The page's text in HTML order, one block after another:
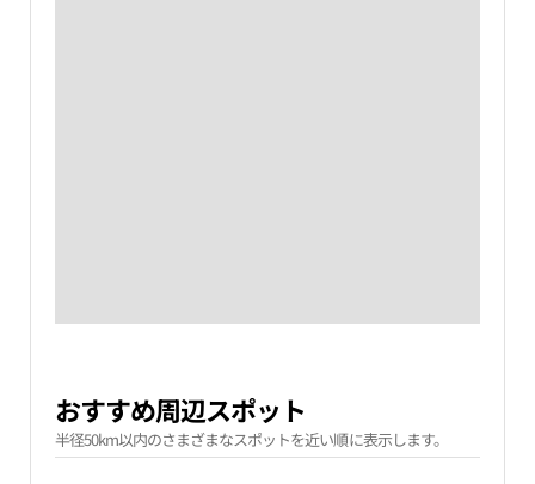
おすすめ周辺スポット
半径50km以内のさまざまなスポットを近い順に表示します。